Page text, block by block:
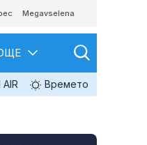
Megavselena
Времето